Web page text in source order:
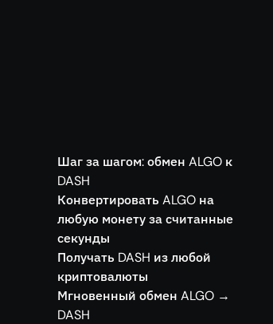
Шаг за шагом: обмен ALGO к
DASH
Конвертировать ALGO на
любую монету за считанные
секунды
Получать DASH из любой
криптовалюты
Мгновенный обмен ALGO →
DASH